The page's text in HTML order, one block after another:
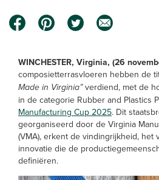
WINCHESTER, Virginia, (26
composietterrasvloeren hebben de
Made in Virginia”verdiend, met de
in de categorie Rubber and Plastics
Manufacturing Cup 2025. Dit
georganiseerd door de Virginia
(VMA), erkent de vindingrijkheid, het
innovatie die de
definiëren.